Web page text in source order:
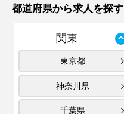
都道府県から求人を探す
関東
東京都
神奈川県
千葉県